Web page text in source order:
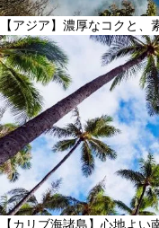
【アジア】濃厚なコクと
【カリブ海諸島】心地よ